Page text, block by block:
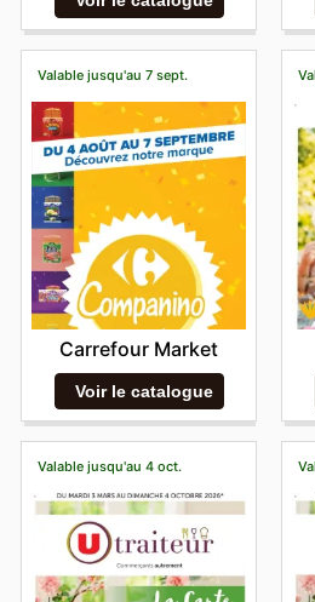
Valable jusqu'au 7 sept.
Carrefour Market
Voir le catalogue
Valable jusqu'au 4 oct.